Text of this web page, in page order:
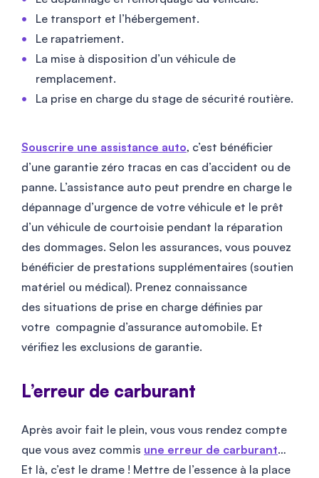
Le transport et l’hébergement.
Le rapatriement.
La mise à disposition d’un véhicule de
remplacement.
La prise en charge du stage de sécurité routière.
Souscrire une assistance auto, c’est bénéficier
d’une garantie zéro tracas en cas d’accident ou de
panne. L’assistance auto peut prendre en charge le
dépannage d’urgence de votre véhicule et le prêt
d’un véhicule de courtoisie pendant la réparation
des dommages. Selon les assurances, vous pouvez
bénéficier de prestations supplémentaires (soutien
matériel ou médical). Prenez connaissance
des situations de prise en charge définies par
votre compagnie d’assurance automobile. Et
vérifiez les exclusions de garantie.
L’erreur de carburant
Après avoir fait le plein, vous vous rendez compte
que vous avez commis une erreur de carburant…
Et là, c’est le drame ! Mettre de l’essence à la place